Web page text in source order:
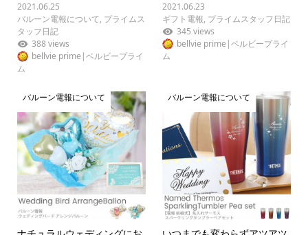
2021.06.25
バルーン電報について, プライムス
タッフ日記
388 views
bellvie prime|ベルビープライ
ム
2021.06.23
ギフト電報, プライムスタッフ日記
345 views
bellvie prime|ベルビープライ
ム
バルーン電報について バルーン電報について